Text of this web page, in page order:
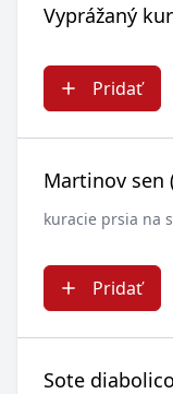
Vyprážaný
Pridať
Martinov sen
kuracie prsia na
Pridať
Sote diabolico